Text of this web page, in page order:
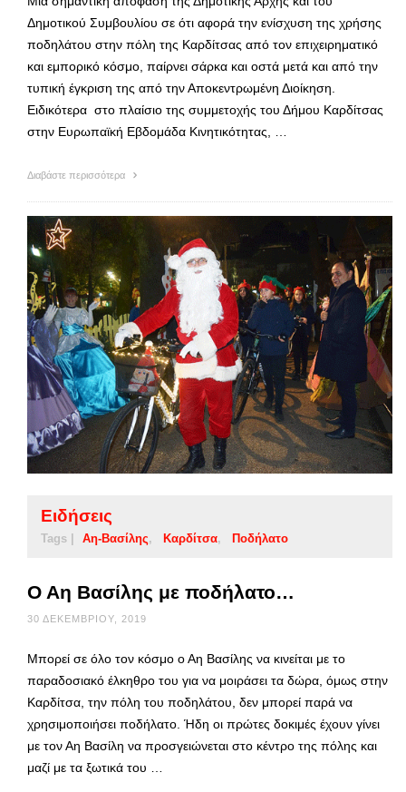
Δημοτικού Συμβουλίου σε ότι αφορά την ενίσχυση της χρήσης
ποδηλάτου στην πόλη της Καρδίτσας από τον επιχειρηματικό
και εμπορικό κόσμο, παίρνει σάρκα και οστά μετά και από την
τυπική έγκριση της από την Αποκεντρωμένη Διοίκηση.
Ειδικότερα στο πλαίσιο της συμμετοχής του Δήμου Καρδίτσας
στην Ευρωπαϊκή Εβδομάδα Κινητικότητας, …
Διαβάστε περισσότερα
Ειδήσεις
Tags | Αη-Βασίλης Καρδίτσα Ποδήλατο
Ο Αη Βασίλης με ποδήλατο…
30 ΔΕΚΕΜΒΡΊΟΥ, 2019
Μπορεί σε όλο τον κόσμο ο Αη Βασίλης να κινείται με το
παραδοσιακό έλκηθρο του για να μοιράσει τα δώρα, όμως στην
Καρδίτσα, την πόλη του ποδηλάτου, δεν μπορεί παρά να
χρησιμοποιήσει ποδήλατο. Ήδη οι πρώτες δοκιμές έχουν γίνει
με τον Αη Βασίλη να προσγειώνεται στο κέντρο της πόλης και
μαζί με τα ξωτικά του …